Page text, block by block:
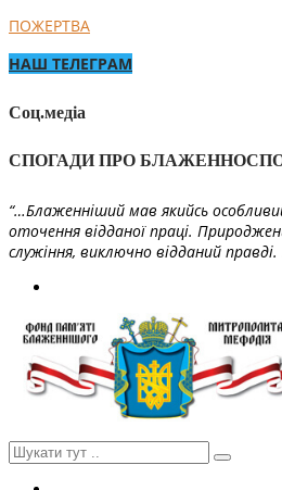
ПОЖЕРТВА
НАШ ТЕЛЕГРАМ
Соц.медіа
СПОГАДИ ПРО
“…Блаженніший мав якийсь
оточення відданої праці.
служіння, виключно відданий